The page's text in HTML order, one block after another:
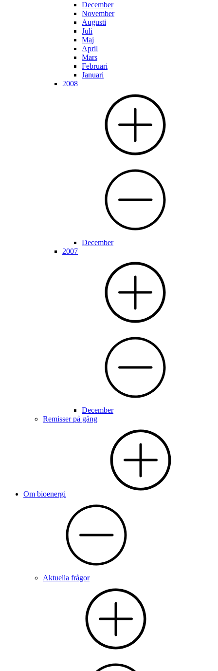
December
November
Augusti
Juli
Maj
April
Mars
Februari
Januari
2008
December
2007
December
Remisser på gång
Om bioenergi
Aktuella frågor